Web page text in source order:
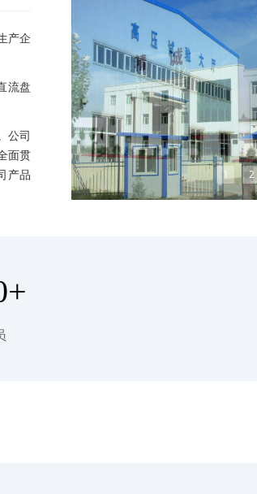
1 2
产企
流盘
公司
面贯
产品